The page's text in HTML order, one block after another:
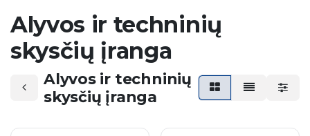
Alyvos ir techninių
skysčių įranga
Alyvos ir techninių
skysčių įranga